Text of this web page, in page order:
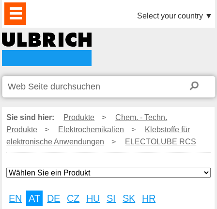
PRODUKTE
AKTUELLES
DOWNLOAD
VIDEO
PARTNER
UNTERNEHMEN
KONTAKTE Select your country ▼
Sie sind hier: Produkte >
Chem. - Techn.
Produkte
> Elektrochemikalien >
Klebstoffe für
elektronische Anwendungen
> ELECTOLUBE RCS
EN AT DE CZ HU SI SK HR